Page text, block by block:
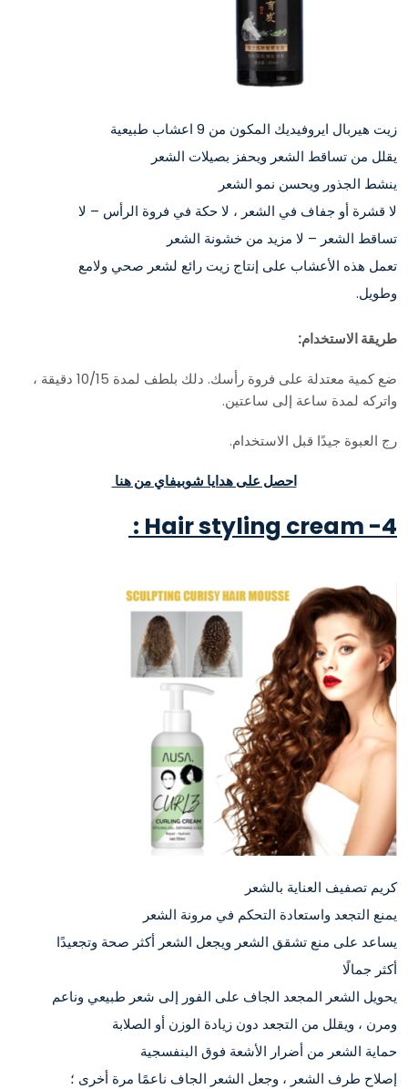
زيت هيربال ايروفيديك المكون من 9 اعشاب طبيعية
يقلل من تساقط الشعر ويحفز بصيلات الشعر
ينشط الجذور ويحسن نمو الشعر
لا قشرة أو جفاف في الشعر ، لا حكة في فروة الرأس – لا
تساقط الشعر – لا مزيد من خشونة الشعر
تعمل هذه الأعشاب على إنتاج زيت رائع لشعر صحي ولامع
وطويل.
طريقة الاستخدام:
ضع كمية معتدلة على فروة رأسك. دلك بلطف لمدة 10/15 دقيقة ،
واتركه لمدة ساعة إلى ساعتين.
رج العبوة جيدًا قبل الاستخدام.
احصل على هدايا شوبيفاي من هنا
4- Hair styling cream :
كريم تصفيف العناية بالشعر
يمنع التجعد واستعادة التحكم في مرونة الشعر
يساعد على منع تشقق الشعر ويجعل الشعر أكثر صحة وتجعيدًا
أكثر جمالًا
يحويل الشعر المجعد الجاف على الفور إلى شعر طبيعي وناعم
ومرن ، ويقلل من التجعد دون زيادة الوزن أو الصلابة
حماية الشعر من أضرار الأشعة فوق البنفسجية
إصلاح طرف الشعر ، وجعل الشعر الجاف ناعمًا مرة أخرى ؛